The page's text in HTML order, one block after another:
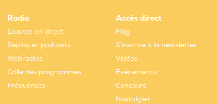
Radio
Ecouter en direct
Replay et podcasts
Webradios
Grille des programmes
Fréquences
Accès direct
Mag
S'inscrire à la newsletter
Vidéos
Evènements
Concours
Nostalgie+